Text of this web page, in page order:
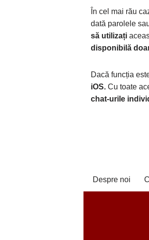
În cel mai rău
dată parolele
să utilizați
disponibilă
Dacă funcția
iOS. Cu toate
chat-urile
Despre noi